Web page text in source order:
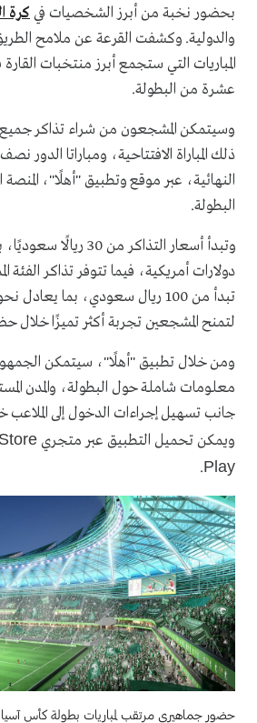
بحضور نخبة من أبرز الشخصيات في كرة
والدولية. وكشفت القرعة عن ملامح
المباريات التي ستجمع أبرز منتخبات
عشرة من البطولة.
ذلك المباراة الافتتاحية، ومباراتا الدور نصف
النهائية، عبر موقع وتطبيق "أهلًا"، المنصة
البطولة.
دولارات أمريكية، فيما تتوفر تذاكر الفئة
لتمنح المشجعين تجربة أكثر تميزًا خلال
ومن خلال تطبيق "أهلًا"، سيتمكن
معلومات شاملة حول البطولة، والمدن
جانب تسهيل إجراءات الدخول إلى الملاعب
ويمكن تحميل التطبيق عبر متجري
Play
.
حضور جماهيري مرتقب لمباريات بطولة كأس آسيا 2027 على أرض المملكة